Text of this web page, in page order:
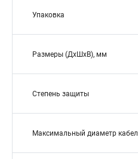
Упаковка
Размеры (ДхШхВ), мм
Степень защиты
Максимальный диаметр